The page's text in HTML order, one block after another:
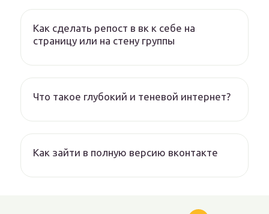
Как сделать репост в вк к себе на
страницу или на стену группы
Что такое глубокий и теневой интернет?
Как зайти в полную версию вконтакте